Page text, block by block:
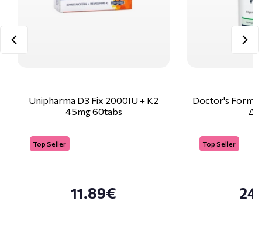
Unipharma D3 Fix 2000IU + K2
45mg 60tabs
Top Seller
11.89€
Doctor's
Top Seller